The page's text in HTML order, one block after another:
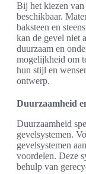
Bij het kiezen van
beschikbaar.
baksteen en
kan de gevel niet
duurzaam en
mogelijkheid om
hun stijl en
ontwerp.
Duurzaamheid
Duurzaamheid
gevelsystemen.
gevelsystemen
voordelen. Deze
behulp van